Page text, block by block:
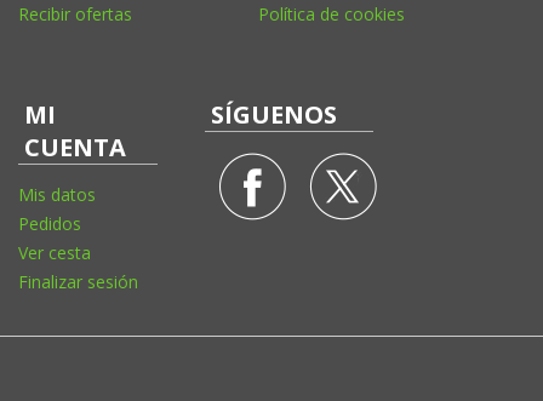
Recibir ofertas
Política de cookies
MI
CUENTA
Mis datos
Pedidos
Ver cesta
Finalizar sesión
SÍGUENOS